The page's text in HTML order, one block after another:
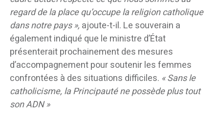
regard de la place qu’occupe la religion catholique
dans notre pays », ajoute-t-il. Le souverain a
également indiqué que le ministre d’État
présenterait prochainement des mesures
d’accompagnement pour soutenir les femmes
confrontées à des situations difficiles. « Sans le
catholicisme, la Principauté ne possède plus tout
son ADN »